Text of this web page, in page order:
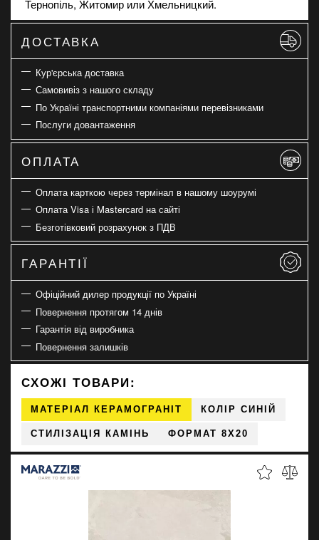
Тернопіль, Житомир или Хмельницкий.
ДОСТАВКА
Кур'єрська доставка
Самовивіз з нашого складу
По Україні транспортними компаніями перевізниками
Послуги довантаження
ОПЛАТА
Оплата карткою через термінал в нашому шоурумі
Оплата Visa і Mastercard на сайті
Безготівковий розрахунок з ПДВ
ГАРАНТІЇ
Офіційний дилер продукції по Україні
Повернення протягом 14 днів
Гарантія від виробника
Повернення залишків
СХОЖІ ТОВАРИ:
МАТЕРІАЛ КЕРАМОГРАНІТ КОЛІР СИНІЙ
СТИЛІЗАЦІЯ КАМІНЬ ФОРМАТ 8X20